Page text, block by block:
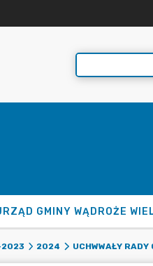
GMINY WĄDROŻE
2023 2024 UCHWWAŁY RADY